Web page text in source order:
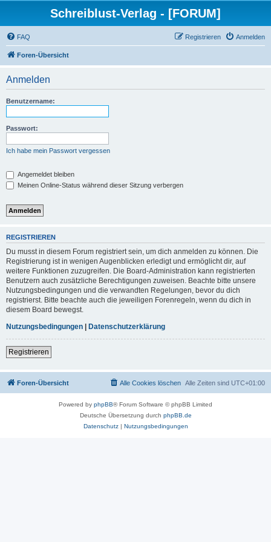
Schreiblust-Verlag - [FORUM]
FAQ Anmelden
Registrieren
Foren-Übersicht
Anmelden
Benutzername:
Passwort:
Ich habe mein Passwort vergessen
Angemeldet bleiben
Meinen Online-Status während dieser Sitzung verbergen
REGISTRIEREN
Du musst in diesem Forum registriert sein, um dich anmelden zu können. Die
Registrierung ist in wenigen Augenblicken erledigt und ermöglicht dir, auf
weitere Funktionen zuzugreifen. Die Board-Administration kann registrierten
Benutzern auch zusätzliche Berechtigungen zuweisen. Beachte bitte unsere
Nutzungsbedingungen und die verwandten Regelungen, bevor du dich
registrierst. Bitte beachte auch die jeweiligen Forenregeln, wenn du dich in
diesem Board bewegst.
Nutzungsbedingungen | Datenschutzerklärung
Registrieren
Foren-Übersicht Alle Zeiten sind UTC+01:00
Alle Cookies löschen
Powered by phpBB® Forum Software © phpBB Limited
Deutsche Übersetzung durch phpBB.de
Datenschutz| Nutzungsbedingungen